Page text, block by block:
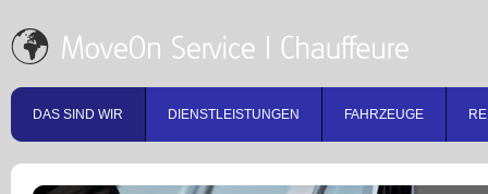
DAS SIND WIR DIENSTLEISTUNGEN FAHRZEUGE